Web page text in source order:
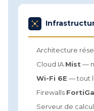
Architecture
Cloud IA Mist —
Wi-Fi 6E — tout
Firewalls
Serveur de